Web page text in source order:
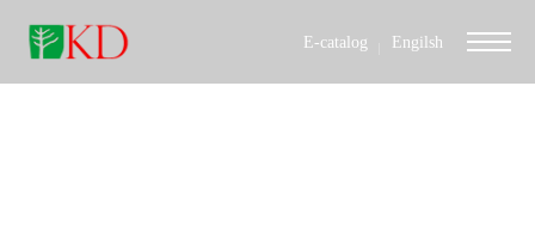
E-catalog Engilsh